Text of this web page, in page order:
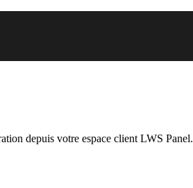
depuis votre espace client LWS